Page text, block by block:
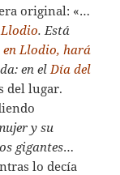
original: «…
Llodio. Está
en Llodio, hará
en elDía del
del lugar.
y su
gigantes…
lo decía